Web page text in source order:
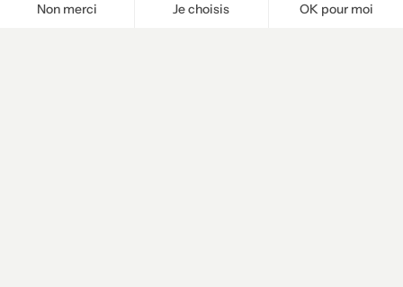
Non merci Je choisis OK pour moi